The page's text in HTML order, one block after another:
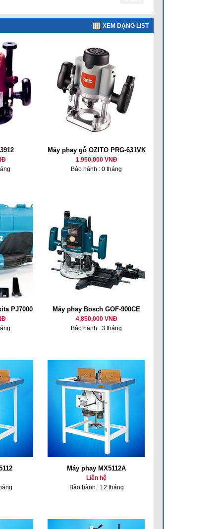
XEM DẠNG LIST
Máy phay gỗ OZITO PRG-631VK
1,950,000 VNĐ
Bảo hành : 0 tháng
PJ7000 Máy phay Bosch GOF-900CE
4,850,000 VNĐ
Bảo hành : 3 tháng
Máy phay MX5112A
Liên hệ
Bảo hành : 12 tháng